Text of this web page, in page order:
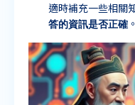
適時補充一些相關
答的資訊是否正確 。